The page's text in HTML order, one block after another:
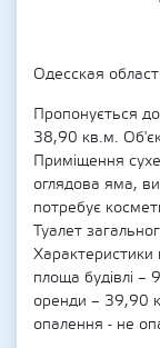
Одесская
Пропонується
38,90 кв.м.
Приміщення
оглядова яма,
потребує
Туалет
Характеристики
площа будівлі
оренди – 39,90
опалення - не